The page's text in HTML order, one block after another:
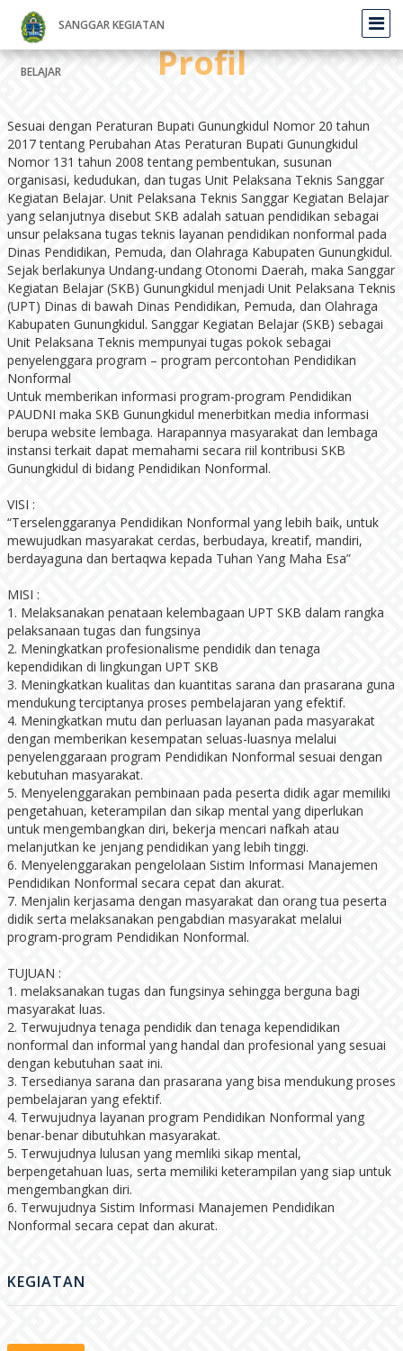
SANGGAR KEGIATAN
BELAJAR Profil
Sesuai dengan Peraturan Bupati Gunungkidul Nomor 20 tahun
2017 tentang Perubahan Atas Peraturan Bupati Gunungkidul
Nomor 131 tahun 2008 tentang pembentukan, susunan
organisasi, kedudukan, dan tugas Unit Pelaksana Teknis Sanggar
Kegiatan Belajar. Unit Pelaksana Teknis Sanggar Kegiatan Belajar
yang selanjutnya disebut SKB adalah satuan pendidikan sebagai
unsur pelaksana tugas teknis layanan pendidikan nonformal pada
Dinas Pendidikan, Pemuda, dan Olahraga Kabupaten Gunungkidul.
Sejak berlakunya Undang-undang Otonomi Daerah, maka Sanggar
Kegiatan Belajar (SKB) Gunungkidul menjadi Unit Pelaksana Teknis
(UPT) Dinas di bawah Dinas Pendidikan, Pemuda, dan Olahraga
Kabupaten Gunungkidul. Sanggar Kegiatan Belajar (SKB) sebagai
Unit Pelaksana Teknis mempunyai tugas pokok sebagai
penyelenggara program – program percontohan Pendidikan
Nonformal
Untuk memberikan informasi program-program Pendidikan
PAUDNI maka SKB Gunungkidul menerbitkan media informasi
berupa website lembaga. Harapannya masyarakat dan lembaga
instansi terkait dapat memahami secara riil kontribusi SKB
Gunungkidul di bidang Pendidikan Nonformal.
VISI :
“Terselenggaranya Pendidikan Nonformal yang lebih baik, untuk
mewujudkan masyarakat cerdas, berbudaya, kreatif, mandiri,
berdayaguna dan bertaqwa kepada Tuhan Yang Maha Esa”
MISI :
1. Melaksanakan penataan kelembagaan UPT SKB dalam rangka
pelaksanaan tugas dan fungsinya
2. Meningkatkan profesionalisme pendidik dan tenaga
kependidikan di lingkungan UPT SKB
3. Meningkatkan kualitas dan kuantitas sarana dan prasarana guna
mendukung terciptanya proses pembelajaran yang efektif.
4. Meningkatkan mutu dan perluasan layanan pada masyarakat
dengan memberikan kesempatan seluas-luasnya melalui
penyelenggaraan program Pendidikan Nonformal sesuai dengan
kebutuhan masyarakat.
5. Menyelenggarakan pembinaan pada peserta didik agar memiliki
pengetahuan, keterampilan dan sikap mental yang diperlukan
untuk mengembangkan diri, bekerja mencari nafkah atau
melanjutkan ke jenjang pendidikan yang lebih tinggi.
6. Menyelenggarakan pengelolaan Sistim Informasi Manajemen
Pendidikan Nonformal secara cepat dan akurat.
7. Menjalin kerjasama dengan masyarakat dan orang tua peserta
didik serta melaksanakan pengabdian masyarakat melalui
program-program Pendidikan Nonformal.
TUJUAN :
1. melaksanakan tugas dan fungsinya sehingga berguna bagi
masyarakat luas.
2. Terwujudnya tenaga pendidik dan tenaga kependidikan
nonformal dan informal yang handal dan profesional yang sesuai
dengan kebutuhan saat ini.
3. Tersedianya sarana dan prasarana yang bisa mendukung proses
pembelajaran yang efektif.
4. Terwujudnya layanan program Pendidikan Nonformal yang
benar-benar dibutuhkan masyarakat.
5. Terwujudnya lulusan yang memliki sikap mental,
berpengetahuan luas, serta memiliki keterampilan yang siap untuk
mengembangkan diri.
6. Terwujudnya Sistim Informasi Manajemen Pendidikan
Nonformal secara cepat dan akurat.
KEGIATAN